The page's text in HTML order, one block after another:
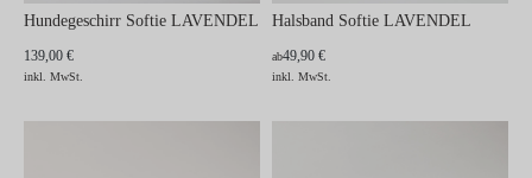
Hundegeschirr Softie LAVENDEL
139,00 €
inkl. MwSt.
Halsband Softie LAVENDEL
ab49,90 €
inkl. MwSt.